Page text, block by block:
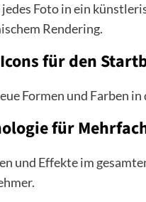
Foto in ein
Rendering.
für den
Formen und Farben
für
und Effekte im